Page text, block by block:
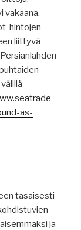
vakaana.
hintojen
liittyvä
as-
tasaisesti
ja